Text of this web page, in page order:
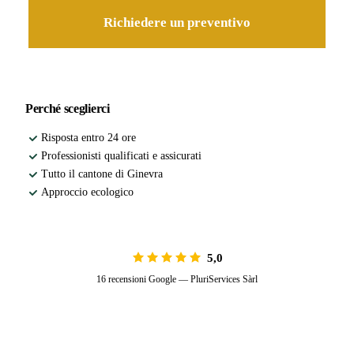
Richiedere un preventivo
Perché sceglierci
Risposta entro 24 ore
Professionisti qualificati e assicurati
Tutto il cantone di Ginevra
Approccio ecologico
5,0
16 recensioni Google — PluriServices Sàrl